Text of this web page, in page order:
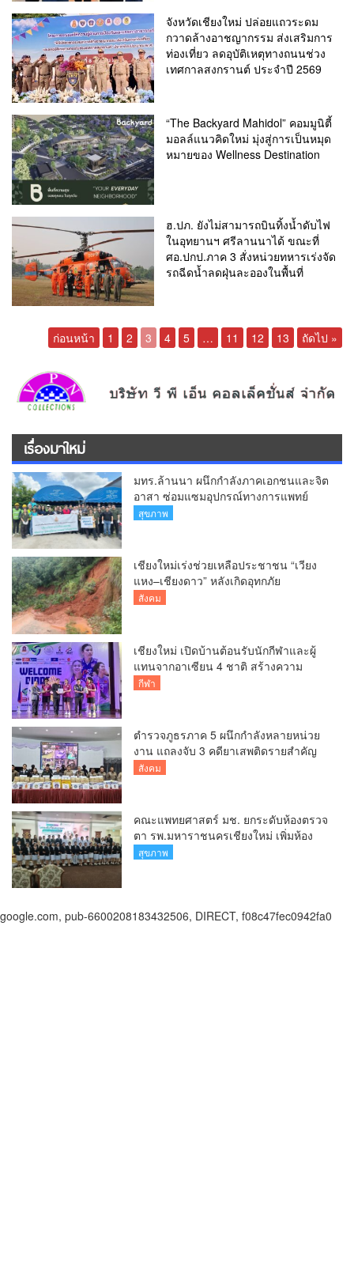
จังหวัดเชียงใหม่ ปล่อยแถวระดม
กวาดล้างอาชญากรรม ส่งเสริมการ
ท่องเที่ยว ลดอุบัติเหตุทางถนนช่วง
เทศกาลสงกรานต์ ประจำปี 2569
“The Backyard Mahidol” คอมมูนิตี้
มอลล์แนวคิดใหม่ มุ่งสู่การเป็นหมุด
หมายของ Wellness Destination
ฮ.ปภ. ยังไม่สามารถบินทิ้งน้ำดับไฟ
ในอุทยานฯ ศรีลานนาได้ ขณะที่
ศอ.ปกป.ภาค 3 สั่งหน่วยทหารเร่งจัด
รถฉีดน้ำลดฝุ่นละอองในพื้นที่
ก่อนหน้า 1 2 3 4 5 … 11 12 13 ถัดไป »
เรื่องมาใหม่
มทร.ล้านนา ผนึกกำลังภาคเอกชนและจิต
อาสา ซ่อมแซมอุปกรณ์ทางการแพทย์
รพ.สารภี กว่า 75 รายการ
สุขภาพ
เชียงใหม่เร่งช่วยเหลือประชาชน “เวียง
แหง–เชียงดาว” หลังเกิดอุทกภัย
สังคม
เชียงใหม่ เปิดบ้านต้อนรับนักกีฬาและผู้
แทนจากอาเซียน 4 ชาติ สร้างความ
ประทับใจก่อนเปิดศึกวอลเลย์บอล BYD
กีฬา
ตำรวจภูธรภาค 5 ผนึกกำลังหลายหน่วย
งาน แถลงจับ 3 คดียาเสพติดรายสำคัญ
ยึดยาบ้ากว่า 3.2 ล้านเม็ด เฮโรอีน 8.62
สังคม
คณะแพทยศาสตร์ มช. ยกระดับห้องตรวจ
ตา รพ.มหาราชนครเชียงใหม่ เพิ่มห้อง
ตรวจ-นำเทคโนโลยีทันสมัย รองรับผู้ป่วย
สุขภาพ
google.com, pub-6600208183432506, DIRECT, f08c47fec0942fa0